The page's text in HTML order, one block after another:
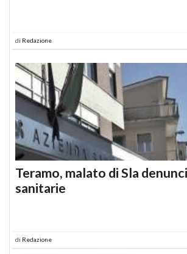
di Redazione
Teramo, malato di Sla
sanitarie
di Redazione